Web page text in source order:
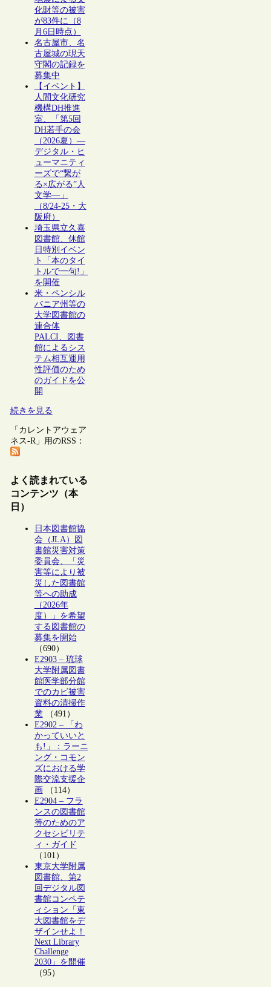
化財等の被害
が83件に（8
月6日時点）
名古屋市、名
古屋城の現天
守閣の記録を
募集中
【イベント】
人間文化研究
機構DH推進
室、「第5回
DH若手の会
（2026夏）―
デジタル・ヒ
ューマニティ
ーズで“繋が
る×広がる”人
文学―」
（8/24-25・大
阪府）
埼玉県立久喜
図書館、休館
日特別イベン
ト「本のタイ
トルで一句!」
を開催
米・ペンシル
バニア州等の
大学図書館の
連合体
PALCI、図書
館によるシス
テム相互運用
性評価のため
のガイドを公
開
続きを見る
「カレントアウェア
ネス-R」用のRSS：
よく読まれている
コンテンツ（本
日）
日本図書館協
会（JLA）図
書館災害対策
委員会、「災
害等により被
災した図書館
等への助成
（2026年
度）」を希望
する図書館の
募集を開始
（690）
E2903 – 琉球
大学附属図書
館医学部分館
でのカビ被害
資料の清掃作
業（491）
E2902 – 「わ
かっていいと
も!」：ラーニ
ング・コモン
ズにおける学
際交流支援企
画 （114）
E2904 – フラ
ンスの図書館
等のためのア
クセシビリテ
ィ・ガイド
（101）
東京大学附属
図書館、第2
回デジタル図
書館コンペテ
ィション「東
大図書館をデ
ザインせよ！
Next Library
Challenge
2030」を開催
（95）